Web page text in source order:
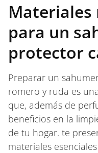
Materiales
para un
protector
Preparar un
romero y ruda es
que, además de
beneficios en la
de tu hogar. te
materiales